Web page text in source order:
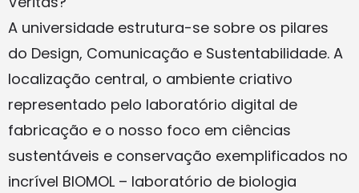
A universidade estrutura-se sobre os pilares
do Design, Comunicação e Sustentabilidade. A
localização central, o ambiente criativo
representado pelo laboratório digital de
fabricação e o nosso foco em ciências
sustentáveis e conservação exemplificados no
incrível BIOMOL – laboratório de biologia